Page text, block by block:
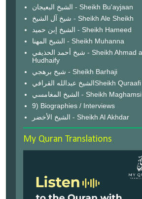
الشيخ البعيجان - Sheikh Bu'ayjaan
شيخ آل الشيخ - Sheikh Ale Sheikh
الشيخ إبن حميد - Sheikh Hameed
الشيخ المهنا - Sheikh Muhanna
شيخ أحمد الحذيفي - Sheikh Ahmad al
Hudhaify
شيخ برهجي - Sheikh Barhaji
الشيخ عبدالله القرافيSheikh Quraafi
الشيخ المغامسي - Sheikh Maghamsi
9) Biographies / Interviews
الشيخ الأخضر - Sheikh Al Akhdar
My Quran Translations